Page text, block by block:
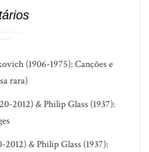
(1906-1975): Canções e
rara)
2012) & Philip Glass (1937):
2012) & Philip Glass (1937):